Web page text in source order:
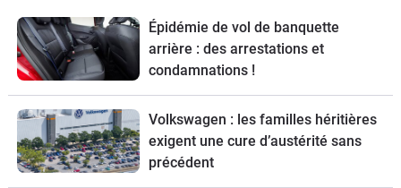
Épidémie de vol de banquette
arrière : des arrestations et
condamnations !
Volkswagen : les familles héritières
exigent une cure d’austérité sans
précédent